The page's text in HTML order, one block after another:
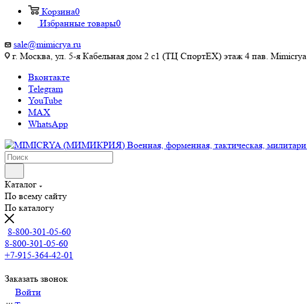
Корзина0
Избранные товары0
sale@mimicrya.ru
г. Москва, ул. 5-я Кабельная дом 2 с1 (ТЦ СпортEX) этаж 4 пав. Mimicrya
Вконтакте
Telegram
YouTube
MAX
WhatsApp
Каталог
По всему сайту
По каталогу
8-800-301-05-60
8-800-301-05-60
+7-915-364-42-01
Заказать звонок
Войти